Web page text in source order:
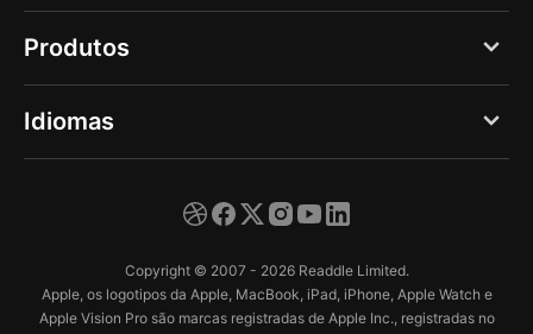
Blog
Quem somos
Vagas
Central de Confiança
Produtos
PDF Expert
Documents
Scanner Pro
Idiomas
Français
Copyright © 2007 - 2026 Readdle Limited.
Apple, os logotipos da Apple, MacBook, iPad, iPhone, Apple Watch e
Apple Vision Pro são marcas registradas de Apple Inc., registradas no